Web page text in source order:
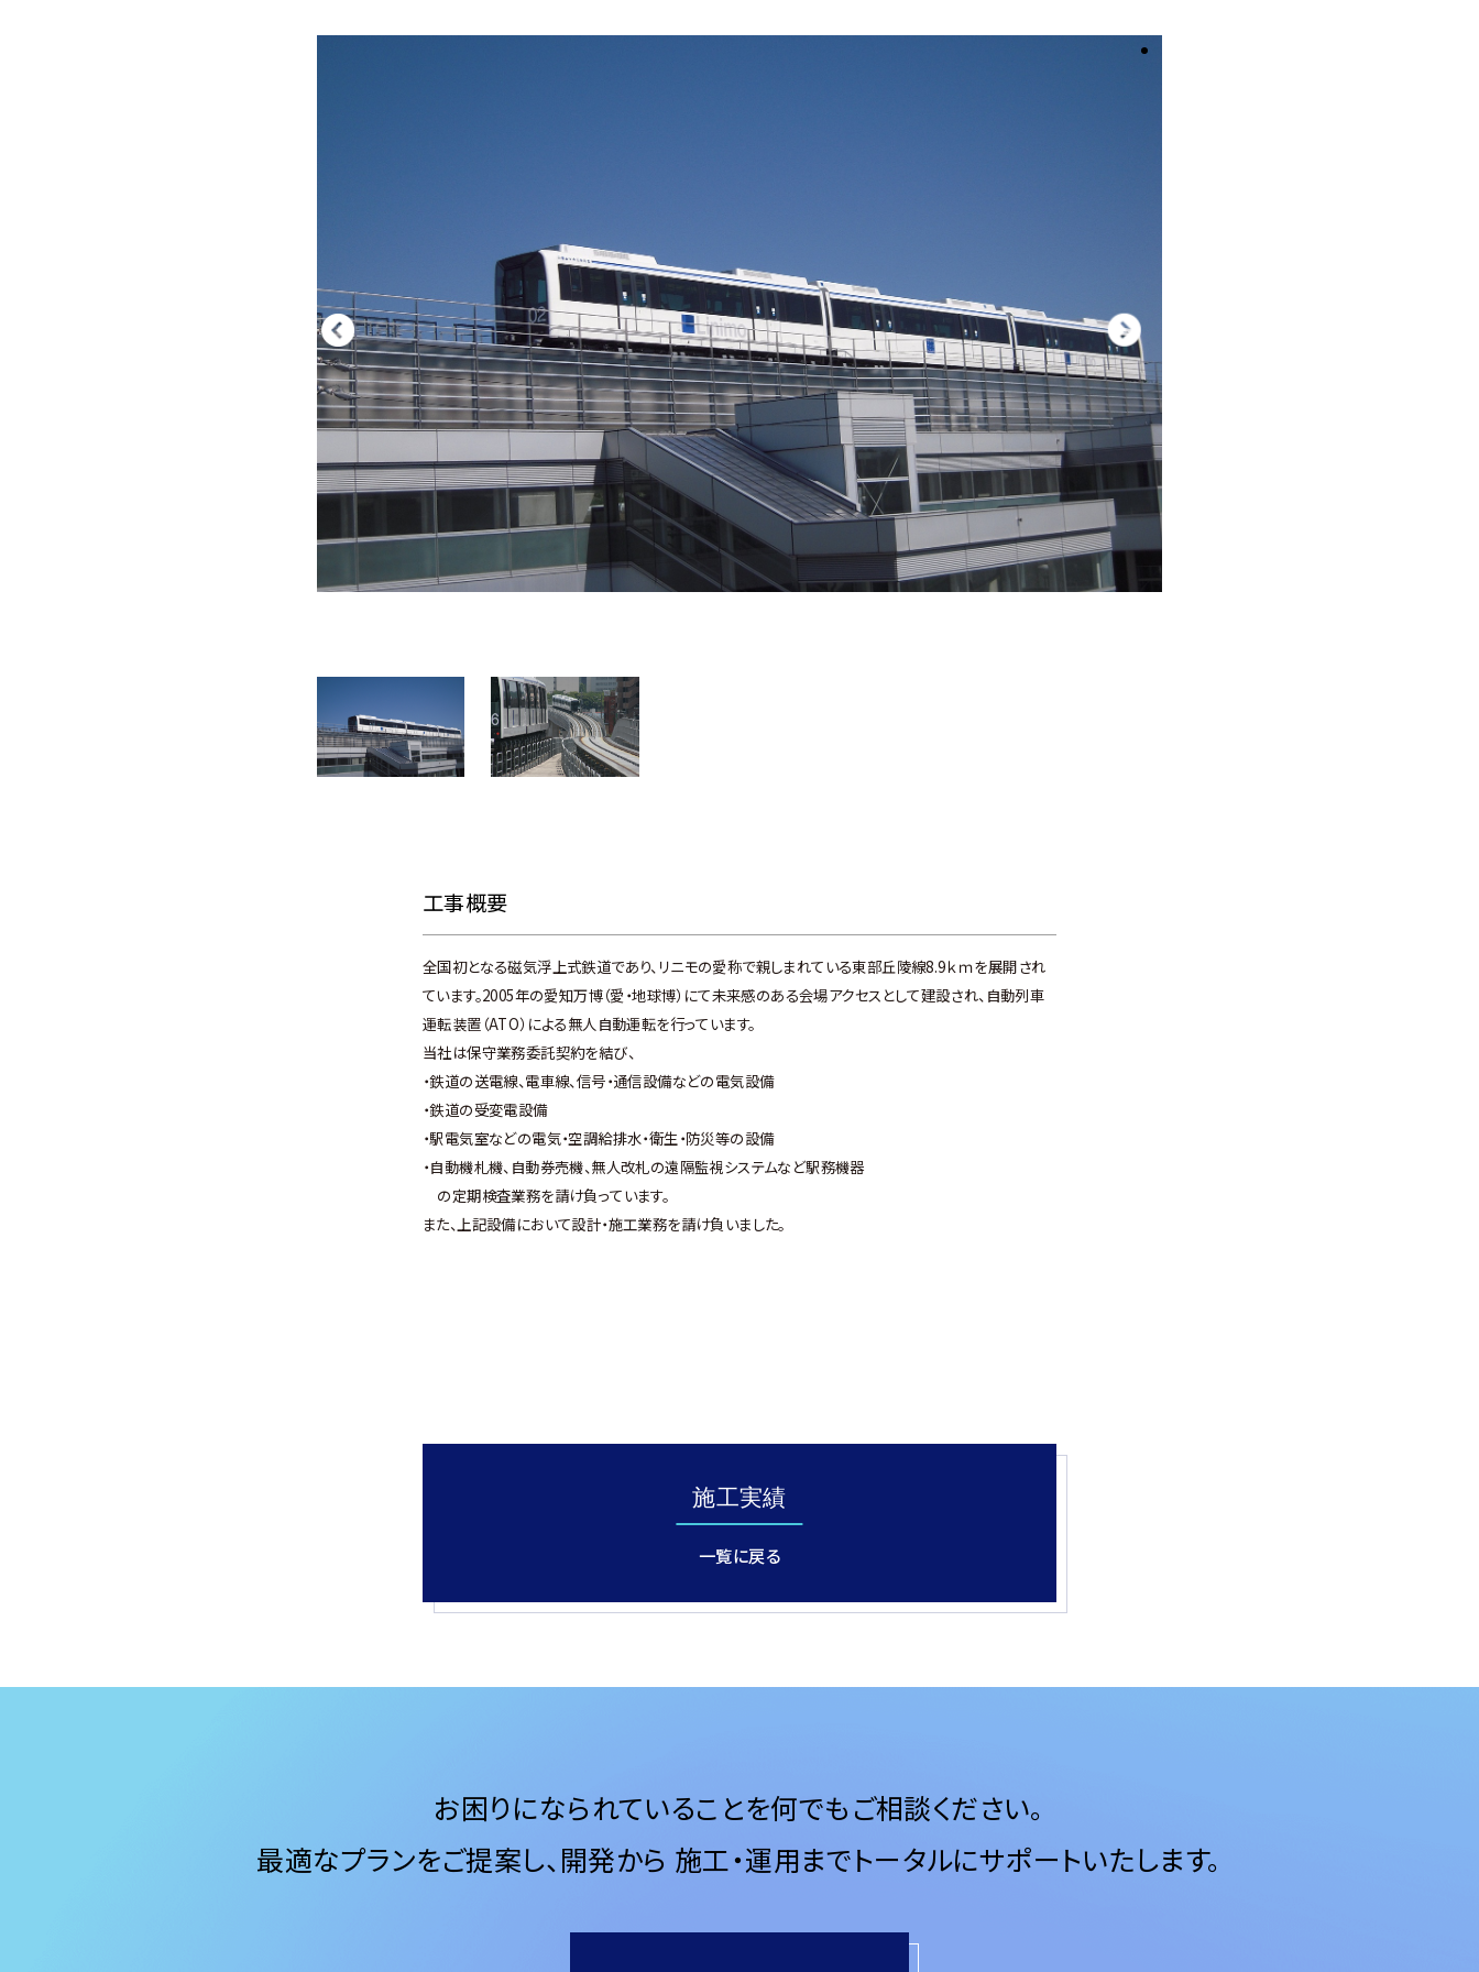
工事概要
全国初となる磁気浮上式鉄道であり、リニモの愛称で親しまれている東部丘陵線8.9ｋｍを展開され
ています。2005年の愛知万博（愛・地球博）にて未来感のある会場アクセスとして建設され、自動列車
運転装置（ATO）による無人自動運転を行っています。
当社は保守業務委託契約を結び、
・鉄道の送電線、電車線、信号・通信設備などの電気設備
・鉄道の受変電設備
・駅電気室などの電気・空調給排水・衛生・防災等の設備
・自動機札機、自動券売機、無人改札の遠隔監視システムなど駅務機器
の定期検査業務を請け負っています。
また、上記設備において設計・施工業務を請け負いました。
施工実績
一覧に戻る
お困りになられていることを何でもご相談ください。
最適なプランをご提案し、開発から 施工・運用までトータルにサポートいたします。